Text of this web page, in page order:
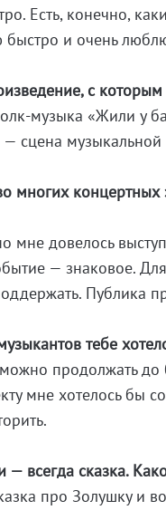
Есть, конечно,
и очень
с
музыка «Жили у
сцена
многих
мне довелось
— знаковое.
Публика
тебе
продолжать до
мне хотелось бы
всегда сказка.
про Золушку и